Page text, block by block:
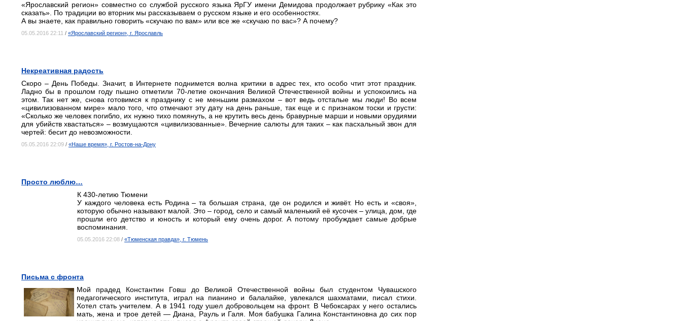
«Ярославский регион» совместно со службой русского языка ЯрГУ имени Демидова продолжает рубрику «Как это
сказать». По традиции во вторник мы рассказываем о русском языке и его особенностях.
А вы знаете, как правильно говорить «скучаю по вам» или все же «скучаю по вас»? А почему?
05.05.2016 22:11 / «Ярославский регион», г. Ярославль
Некреативная радость
Скоро – День Победы. Значит, в Интернете поднимется волна критики в адрес тех, кто особо чтит этот праздник.
Ладно бы в прошлом году пышно отметили 70-летие окончания Великой Отечественной войны и успокоились на
этом. Так нет же, снова готовимся к празднику с не меньшим размахом – вот ведь отсталые мы люди! Во всем
«цивилизованном мире» мало того, что отмечают эту дату на день раньше, так еще и с признаком тоски и грусти:
«Сколько же человек погибло, их нужно тихо помянуть, а не крутить весь день бравурные марши и новыми орудиями
для убийств хвастаться» – возмущаются «цивилизованные». Вечерние салюты для таких – как пасхальный звон для
чертей: бесит до невозможности.
05.05.2016 22:09 / «Наше время», г. Ростов-на-Дону
Просто люблю…
К 430-летию Тюмени
У каждого человека есть Родина – та большая страна, где он родился и живёт. Но есть и «своя»,
которую обычно называют малой. Это – город, село и самый маленький её кусочек – улица, дом, где
прошли его детство и юность и который ему очень дорог. А потому пробуждает самые добрые
воспоминания.
05.05.2016 22:08 / «Тюменская правда», г. Тюмень
Письма с фронта
Мой прадед Константин Говш до Великой Отечественной войны был студентом Чувашского
педагогического института, играл на пианино и балалайке, увлекался шахматами, писал стихи.
Хотел стать учителем. А в 1941 году ушел добровольцем на фронт. В Чебоксарах у него остались
мать, жена и трое детей — Диана, Рауль и Галя. Моя бабушка Галина Константиновна до сих пор